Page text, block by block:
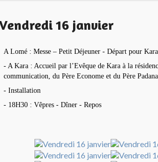
16 janvier
A Lomé : Messe – Petit Déjeuner - Départ pour Kara
- A Kara : Accueil par l’Evêque de Kara à la
communication, du Père Econome et du Père
- Installation
- 18H30 : Vêpres - Dîner - Repos